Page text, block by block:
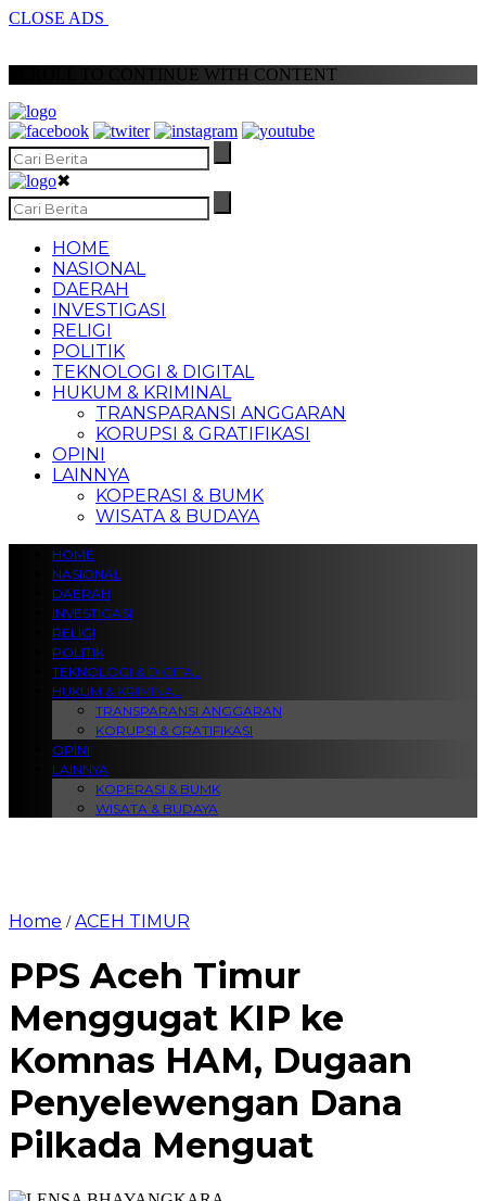
CLOSE ADS
SCROLL TO CONTINUE WITH CONTENT
✖
HOME
NASIONAL
DAERAH
INVESTIGASI
RELIGI
POLITIK
TEKNOLOGI & DIGITAL
HUKUM & KRIMINAL
TRANSPARANSI ANGGARAN
KORUPSI & GRATIFIKASI
OPINI
LAINNYA
KOPERASI & BUMK
WISATA & BUDAYA
HOME
NASIONAL
DAERAH
INVESTIGASI
RELIGI
POLITIK
TEKNOLOGI & DIGITAL
HUKUM & KRIMINAL
TRANSPARANSI ANGGARAN
KORUPSI & GRATIFIKASI
OPINI
LAINNYA
KOPERASI & BUMK
WISATA & BUDAYA
Home /ACEH TIMUR
PPS Aceh Timur
Menggugat KIP ke
Komnas HAM, Dugaan
Penyelewengan Dana
Pilkada Menguat